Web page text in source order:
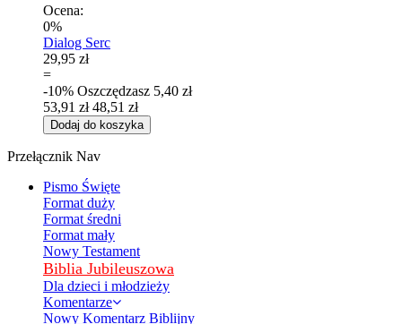
Ocena:
0%
Dialog Serc
29,95 zł
=
-10% Oszczędzasz 5,40 zł
53,91 zł 48,51 zł
Dodaj do koszyka
Przełącznik Nav
Pismo Święte
Format duży
Format średni
Format mały
Nowy Testament
Biblia Jubileuszowa
Dla dzieci i młodzieży
Komentarze
Nowy Komentarz Biblijny